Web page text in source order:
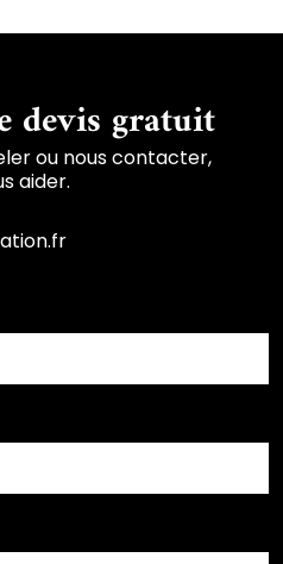
devis gratuit
ou nous contacter,
aider.